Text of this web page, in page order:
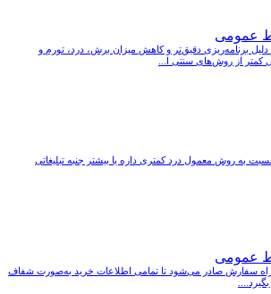
عمومی
دلیل برنامه‌ریزی دقیق‌تر و کاهش میزان برش، درد، تورم و
کمتر از روش‌های سنتی ا...
نسبت به روش معمول درد کمتری داره یا بیشتر جنبه تبلیغاتی
عمومی
سفارش صادر می‌شود تا تمامی اطلاعات خرید به‌صورت شفاف